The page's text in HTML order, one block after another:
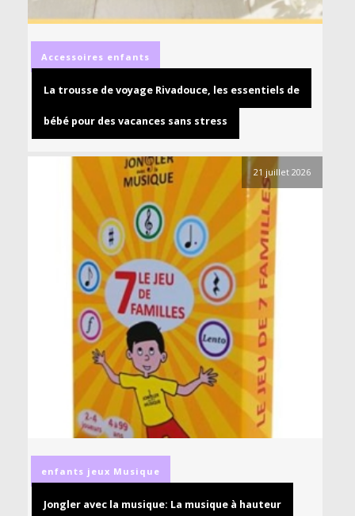
Accessoires enfants
La trousse de voyage Rivadouce, les essentiels de
bébé pour des vacances sans stress
21 juillet 2026
enfants jeux Musique
Jongler avec la musique: La musique à hauteur